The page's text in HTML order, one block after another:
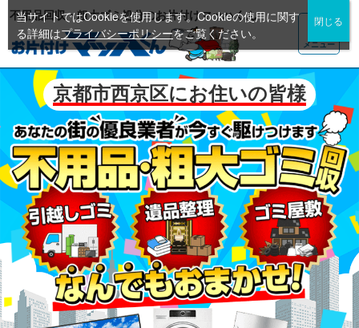
不用品回収・粗大ゴミ処分のお片付けマッハくん
メニュー
京都市西京区にお住いの皆様
当サイトではCookieを使用します。Cookieの使用に関す
る詳細はプライバシーポリシーをご覧ください。